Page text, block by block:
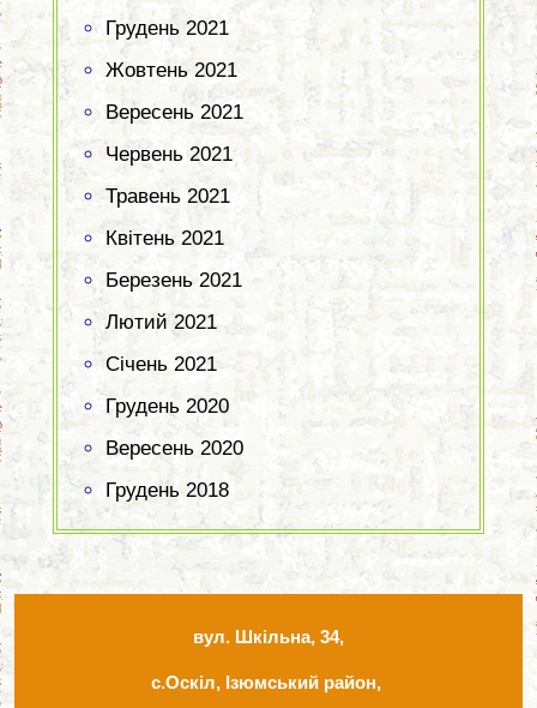
Грудень 2021
Жовтень 2021
Вересень 2021
Червень 2021
Травень 2021
Квітень 2021
Березень 2021
Лютий 2021
Січень 2021
Грудень 2020
Вересень 2020
Грудень 2018
вул. Шкільна, 34,
с.Оскіл, Ізюмський район,